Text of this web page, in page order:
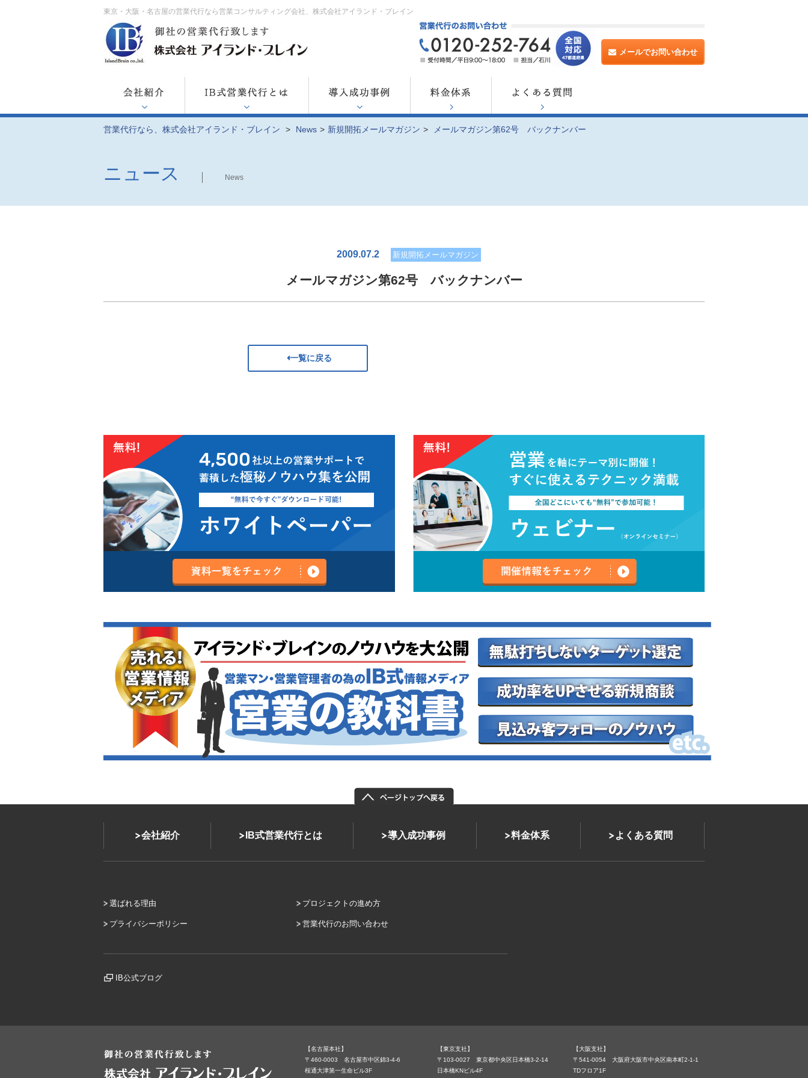
東京・大阪・名古屋の営業代行なら営業コンサルティング会社、株式会社アイランド・ブレイン
メールでお問い合わせ
営業代行なら、株式会社アイランド・ブレイン > News > 新規開拓メールマガジン > メールマガジン第62号 バックナンバー
ニュース News
2009.07.2 新規開拓メールマガジン
メールマガジン第62号 バックナンバー
一覧に戻る
会社紹介 IB式営業代行とは 導入成功事例 料金体系 よくある質問
選ばれる理由 プロジェクトの進め方
プライバシーポリシー 営業代行のお問い合わせ
IB公式ブログ
【名古屋本社】
〒460-0003 名古屋市中区錦3-4-6
桜通大津第一生命ビル3F
【東京支社】
〒103-0027 東京都中央区日本橋3-2-14
日本橋KNビル4F
【大阪支社】
〒541-0054 大阪府大阪市中央区南本町2-1-1
TDフロア1F